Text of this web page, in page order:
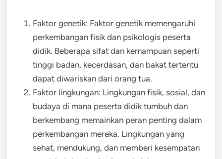
Faktor genetik: Faktor genetik memengaruhi
perkembangan fisik dan psikologis peserta
didik. Beberapa sifat dan kemampuan seperti
tinggi badan, kecerdasan, dan bakat tertentu
dapat diwariskan dari orang tua.
Faktor lingkungan: Lingkungan fisik, sosial, dan
budaya di mana peserta didik tumbuh dan
berkembang memainkan peran penting dalam
perkembangan mereka. Lingkungan yang
sehat, mendukung, dan memberi kesempatan